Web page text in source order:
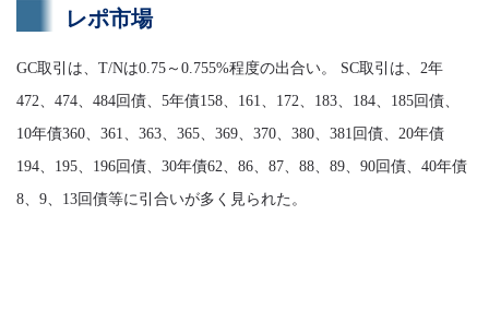
レポ市場
GC取引は、T/Nは0.75～0.755%程度の出合い。 SC取引は、2年
472、474、484回債、5年債158、161、172、183、184、185回債、
10年債360、361、363、365、369、370、380、381回債、20年債
194、195、196回債、30年債62、86、87、88、89、90回債、40年債
8、9、13回債等に引合いが多く見られた。